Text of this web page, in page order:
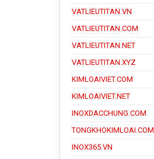
VATLIEUTITAN.VN
VATLIEUTITAN.COM
VATLIEUTITAN.NET
VATLIEUTITAN.XYZ
KIMLOAIVIET.COM
KIMLOAIVIET.NET
INOXDACCHUNG.COM
TONGKHOKIMLOAI.COM
INOX365.VN